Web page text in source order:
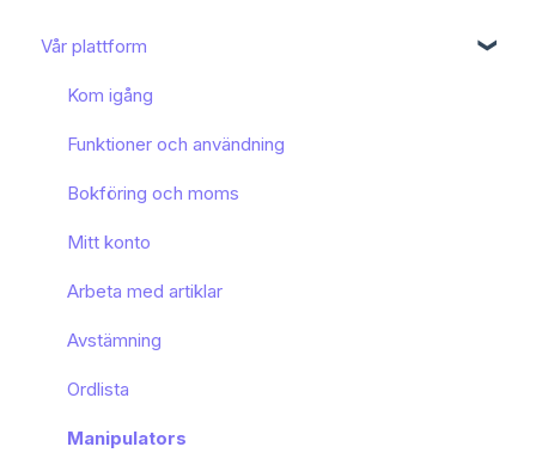
Vår plattform
Kom igång
Funktioner och användning
Bokföring och moms
Mitt konto
Arbeta med artiklar
Avstämning
Ordlista
Manipulators